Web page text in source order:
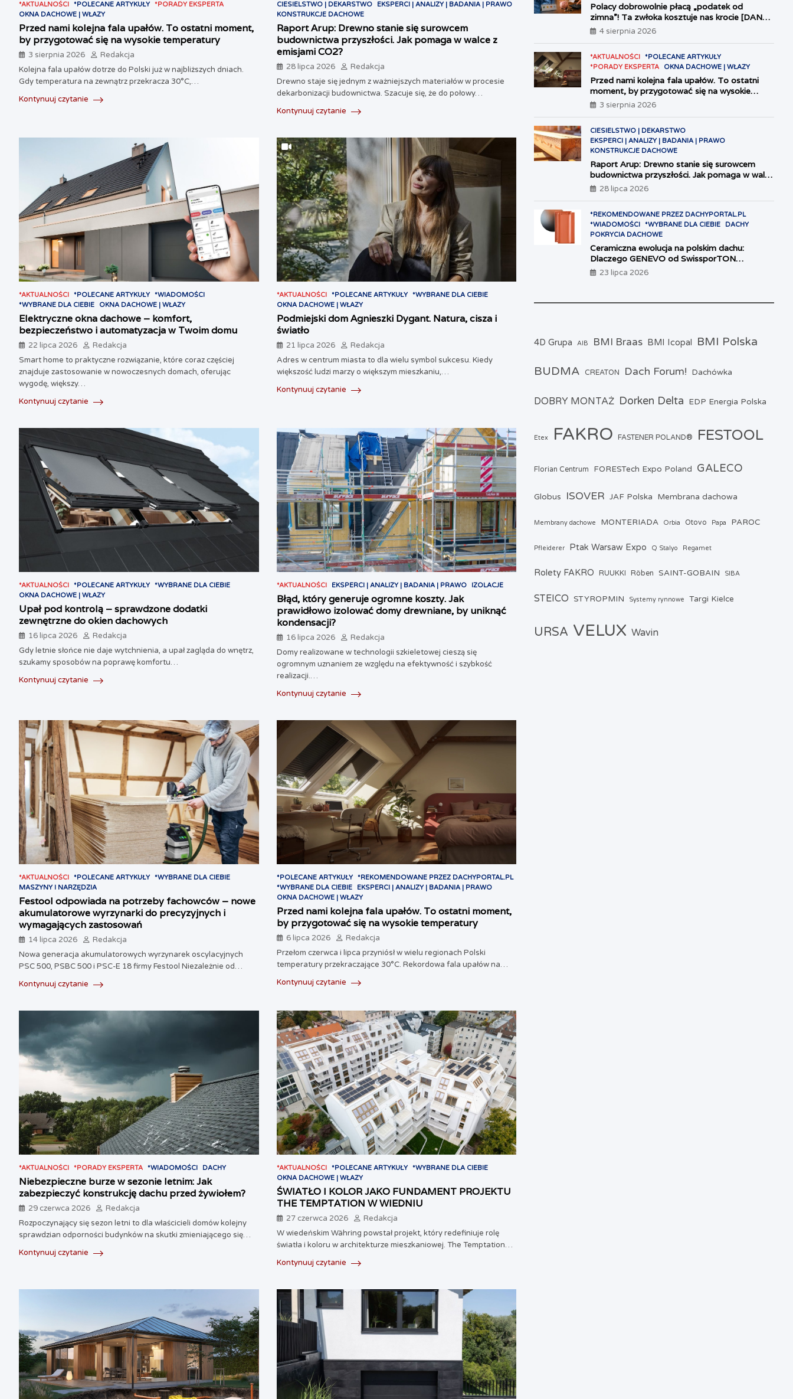
*AKTUALNOŚCI *POLECANE ARTYKUŁY
*PORADY EKSPERTA
OKNA DACHOWE | WŁAZY
Przed nami kolejna fala upałów. To ostatni moment,
by przygotować się na wysokie temperatury
3 sierpnia 2026
Redakcja
Kolejna fala upałów dotrze do Polski już w najbliższych dniach.
Gdy temperatura na zewnątrz przekracza 30°C,…
Kontynuuj czytanie
CIESIELSTWO | DEKARSTWO
EKSPERCI | ANALIZY | BADANIA | PRAWO
KONSTRUKCJE DACHOWE
Raport Arup: Drewno stanie się surowcem
budownictwa przyszłości. Jak pomaga w walce z
emisjami CO2?
28 lipca 2026
Redakcja
Drewno staje się jednym z ważniejszych materiałów w procesie
dekarbonizacji budownictwa. Szacuje się, że do połowy…
Kontynuuj czytanie
*AKTUALNOŚCI *POLECANE ARTYKUŁY
*WIADOMOŚCI
*WYBRANE DLA CIEBIE
OKNA DACHOWE | WŁAZY
Elektryczne okna dachowe – komfort,
bezpieczeństwo i automatyzacja w Twoim domu
22 lipca 2026
Redakcja
Smart home to praktyczne rozwiązanie, które coraz częściej
znajduje zastosowanie w nowoczesnych domach, oferując
wygodę, większy…
Kontynuuj czytanie
*AKTUALNOŚCI *POLECANE ARTYKUŁY
*WYBRANE DLA CIEBIE
OKNA DACHOWE | WŁAZY
Podmiejski dom Agnieszki Dygant. Natura, cisza i
światło
21 lipca 2026
Redakcja
Adres w centrum miasta to dla wielu symbol sukcesu. Kiedy
większość ludzi marzy o większym mieszkaniu,…
Kontynuuj czytanie
*AKTUALNOŚCI *POLECANE ARTYKUŁY
*WYBRANE DLA CIEBIE
OKNA DACHOWE | WŁAZY
Upał pod kontrolą – sprawdzone dodatki
zewnętrzne do okien dachowych
16 lipca 2026
Redakcja
Gdy letnie słońce nie daje wytchnienia, a upał zagląda do wnętrz,
szukamy sposobów na poprawę komfortu…
Kontynuuj czytanie
*AKTUALNOŚCI EKSPERCI | ANALIZY | BADANIA | PRAWO IZOLACJE
Błąd, który generuje ogromne koszty. Jak
prawidłowo izolować domy drewniane, by uniknąć
kondensacji?
16 lipca 2026
Redakcja
Domy realizowane w technologii szkieletowej cieszą się
ogromnym uznaniem ze względu na efektywność i szybkość
realizacji.…
Kontynuuj czytanie
*AKTUALNOŚCI *POLECANE ARTYKUŁY
*WYBRANE DLA CIEBIE
MASZYNY I NARZĘDZIA
Festool odpowiada na potrzeby fachowców – nowe
akumulatorowe wyrzynarki do precyzyjnych i
wymagających zastosowań
14 lipca 2026
Redakcja
Nowa generacja akumulatorowych wyrzynarek oscylacyjnych
PSC 500, PSBC 500 i PSC-E 18 firmy Festool Niezależnie od…
Kontynuuj czytanie
*POLECANE ARTYKUŁY
*REKOMENDOWANE PRZEZ DACHYPORTAL.PL
*WYBRANE DLA CIEBIE
EKSPERCI | ANALIZY | BADANIA | PRAWO
OKNA DACHOWE | WŁAZY
Przed nami kolejna fala upałów. To ostatni moment,
by przygotować się na wysokie temperatury
6 lipca 2026
Redakcja
Przełom czerwca i lipca przyniósł w wielu regionach Polski
temperatury przekraczające 30°C. Rekordowa fala upałów na…
Kontynuuj czytanie
*AKTUALNOŚCI *PORADY EKSPERTA *WIADOMOŚCI DACHY
Niebezpieczne burze w sezonie letnim: Jak
zabezpieczyć konstrukcję dachu przed żywiołem?
29 czerwca 2026
Redakcja
Rozpoczynający się sezon letni to dla właścicieli domów kolejny
sprawdzian odporności budynków na skutki zmieniającego się…
Kontynuuj czytanie
*AKTUALNOŚCI *POLECANE ARTYKUŁY
*WYBRANE DLA CIEBIE
OKNA DACHOWE | WŁAZY
ŚWIATŁO I KOLOR JAKO FUNDAMENT PROJEKTU
THE TEMPTATION W WIEDNIU
27 czerwca 2026
Redakcja
W wiedeńskim Währing powstał projekt, który redefiniuje rolę
światła i koloru w architekturze mieszkaniowej. The Temptation…
Kontynuuj czytanie
Polacy dobrowolnie płacą „podatek od
zimna”! Ta zwłoka kosztuje nas krocie [DANE
2026]
4 sierpnia 2026
*AKTUALNOŚCI
*POLECANE ARTYKUŁY
*PORADY EKSPERTA
OKNA DACHOWE | WŁAZY
Przed nami kolejna fala upałów. To ostatni
moment, by przygotować się na wysokie
temperatury
3 sierpnia 2026
CIESIELSTWO | DEKARSTWO
EKSPERCI | ANALIZY | BADANIA | PRAWO
KONSTRUKCJE DACHOWE
Raport Arup: Drewno stanie się surowcem
budownictwa przyszłości. Jak pomaga w walce
z emisjami CO2?
28 lipca 2026
*REKOMENDOWANE PRZEZ DACHYPORTAL.PL
*WIADOMOŚCI
*WYBRANE DLA CIEBIE
DACHY
POKRYCIA DACHOWE
Ceramiczna ewolucja na polskim dachu:
Dlaczego GENEVO od SwissporTON
wyznacza nowe standardy?
23 lipca 2026
4D Grupa AIB BMI Braas BMI Icopal BMI Polska
BUDMA CREATON Dach Forum! Dachówka
DOBRY MONTAŻ Dorken Delta EDP Energia Polska
Etex FAKRO FASTENER POLAND® FESTOOL
Florian Centrum FORESTech Expo Poland GALECO
Globus ISOVER JAF Polska Membrana dachowa
Membrany dachowe MONTERIADA Orbia Otovo Papa PAROC
Pfleiderer Ptak Warsaw Expo Q Stalyo Regamet
Rolety FAKRO RUUKKI Röben SAINT-GOBAIN SIBA
STEICO STYROPMIN Systemy rynnowe Targi Kielce
URSA VELUX Wavin